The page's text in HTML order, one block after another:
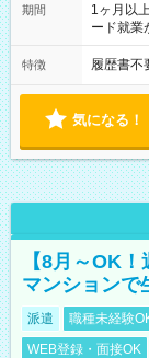
期間
1ヶ月以
ード就業
特徴 履歴書不
気になる！
【8月～OK
マンションで
派遣 職種未経験
WEB登録・面接OK